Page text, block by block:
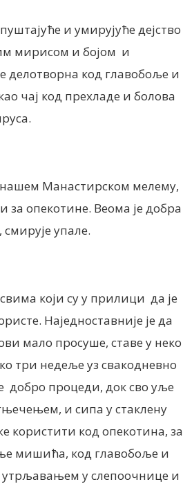
и умирујуће дејство
мирисом и бојом и
делотворна код главобоље и
чај код прехладе и болова
Манастирском мелему,
за опекотине. Веома је добра
смирује упале.
који су у прилици да је
Наједноставније је да
мало просуше, ставе у неко
три недеље уз свакодневно
добро процеди, док сво уље
и сипа у стаклену
користити код опекотина, за
мишића, код главобоље и
у слепоочнице и